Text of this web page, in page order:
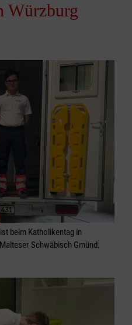
Würzburg
beim Katholikentag in
Schwäbisch Gmünd.